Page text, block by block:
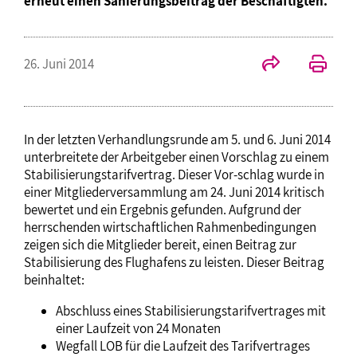
26. Juni 2014
In der letzten Verhandlungsrunde am 5. und 6. Juni 2014
unterbreitete der Arbeitgeber einen Vorschlag zu einem
Stabilisierungstarifvertrag. Dieser Vor-schlag wurde in
einer Mitgliederversammlung am 24. Juni 2014 kritisch
bewertet und ein Ergebnis gefunden. Aufgrund der
herrschenden wirtschaftlichen Rahmenbedingungen
zeigen sich die Mitglieder bereit, einen Beitrag zur
Stabilisierung des Flughafens zu leisten. Dieser Beitrag
beinhaltet:
Abschluss eines Stabilisierungstarifvertrages mit
einer Laufzeit von 24 Monaten
Wegfall LOB für die Laufzeit des Tarifvertrages